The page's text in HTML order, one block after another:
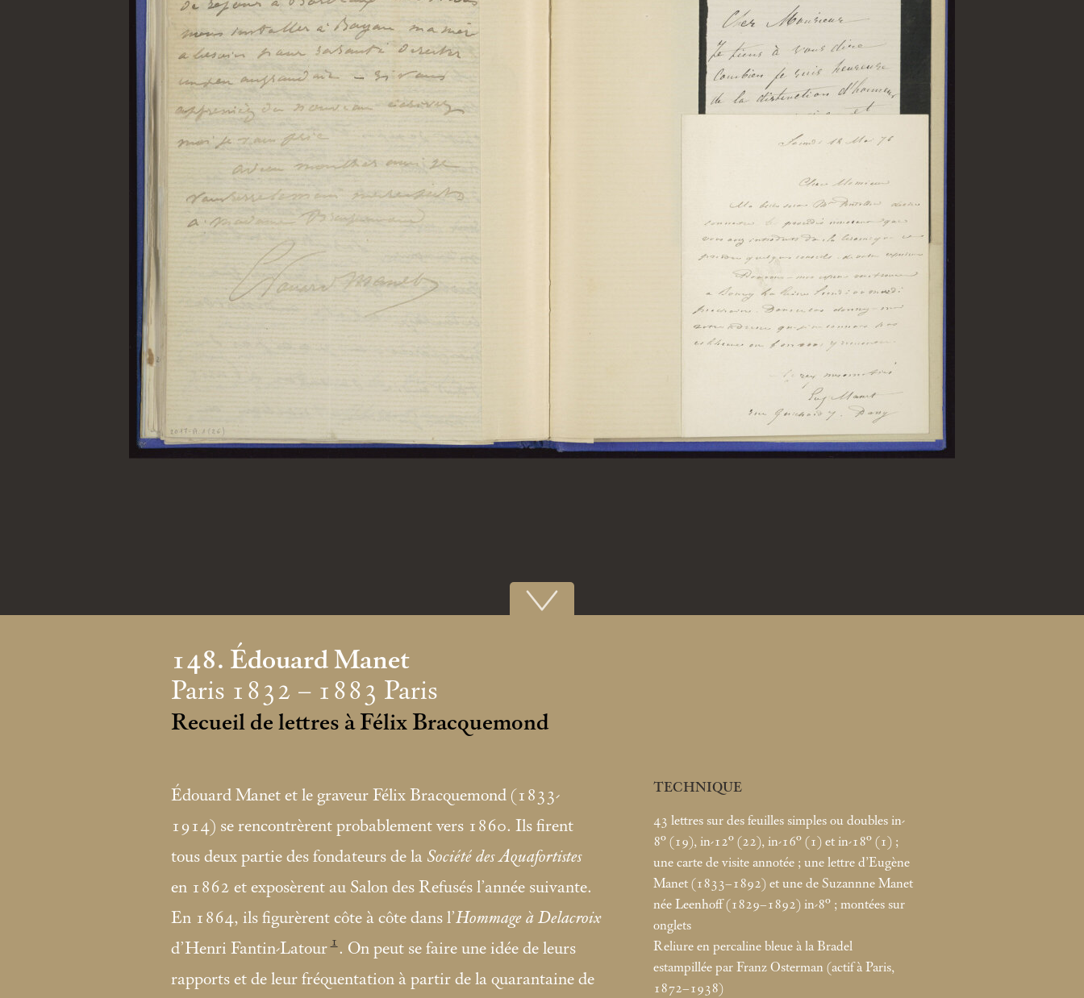
148. Édouard Manet
Paris 1832 – 1883 Paris
Recueil de lettres à Félix Bracquemond
Édouard Manet et le graveur Félix Bracquemond (1833-
1914) se rencontrèrent probablement vers 1860. Ils firent
tous deux partie des fondateurs de la Société des Aquafortistes
en 1862 et exposèrent au Salon des Refusés l’année suivante.
En 1864, ils figurèrent côte à côte dans l’Hommage à Delacroix
d’Henri Fantin-Latour 1 . On peut se faire une idée de leurs
rapports et de leur fréquentation à partir de la quarantaine de
TECHNIQUE
43 lettres sur des feuilles simples ou doubles in-
8° (19), in-12° (22), in-16° (1) et in-18° (1) ;
une carte de visite annotée ; une lettre d’Eugène
Manet (1833–1892) et une de Suzannne Manet
née Leenhoff (1829–1892) in-8° ; montées sur
onglets
Reliure en percaline bleue à la Bradel
estampillée par Franz Osterman (actif à Paris,
1872–1938)